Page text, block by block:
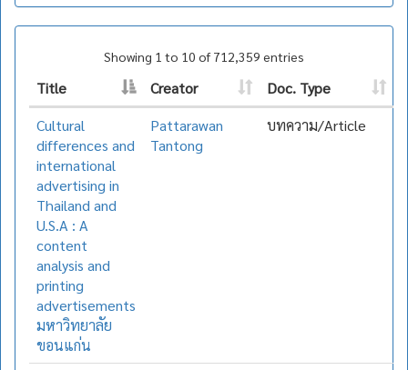
Showing 1 to 10 of 712,359 entries
Title Creator
Doc. Type
Cultural
differences and
international
advertising in
Thailand and
U.S.A : A
content
analysis and
printing
advertisements
มหาวิทยาลัย
ขอนแก่น
Pattarawan
Tantong
บทความ/Article